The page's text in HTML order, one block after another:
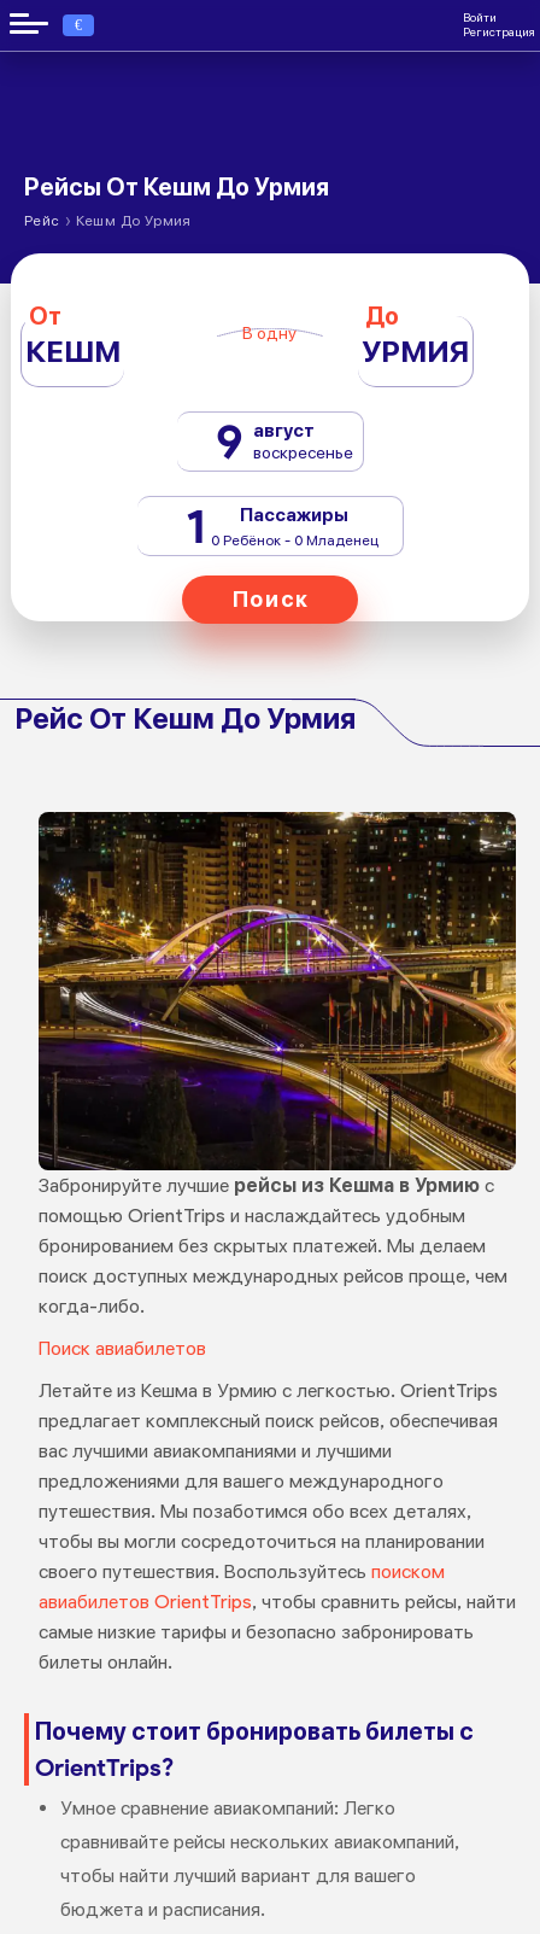
€
Войти
Регистрация
Рейсы От Кешм До Урмия
Рейс › Кешм До Урмия
От
КЕШМ В одну
До
УРМИЯ
9 август
воскресенье
1 Пассажиры
0 Ребёнок - 0 Младенец
Поиск
Рейс От Кешм До Урмия
Забронируйте лучшие рейсы из Кешма в Урмиюс
помощью OrientTrips и наслаждайтесь удобным
бронированием без скрытых платежей. Мы делаем
поиск доступных международных рейсов проще, чем
когда-либо.
Поиск авиабилетов
Летайте из Кешма в Урмию с легкостью. OrientTrips
предлагает комплексный поиск рейсов, обеспечивая
вас лучшими авиакомпаниями и лучшими
предложениями для вашего международного
путешествия. Мы позаботимся обо всех деталях,
чтобы вы могли сосредоточиться на планировании
своего путешествия. Воспользуйтесь поиском
авиабилетов OrientTrips, чтобы сравнить рейсы, найти
самые низкие тарифы и безопасно забронировать
билеты онлайн.
Почему стоит бронировать билеты с
OrientTrips?
Умное сравнение авиакомпаний: Легко
сравнивайте рейсы нескольких авиакомпаний,
чтобы найти лучший вариант для вашего
бюджета и расписания.